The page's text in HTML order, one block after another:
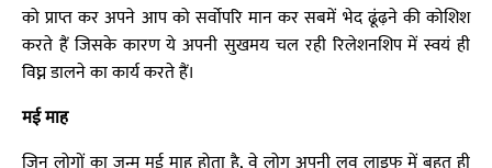
को प्राप्त कर अपने आप को सर्वोपरि मान कर सबमें भेद ढूंढ़ने की कोशिश
करते हैं जिसके कारण ये अपनी सुखमय चल रही रिलेशनशिप में स्वयं ही
विघ्न डालने का कार्य करते हैं।
मई माह